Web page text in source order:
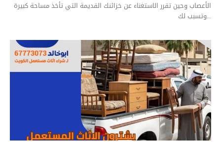
الأعصاب وحين تقرر الاستغناء عن خزائنك القديمة التي تأخذ مساحة كبيرة
وتسبب لك...